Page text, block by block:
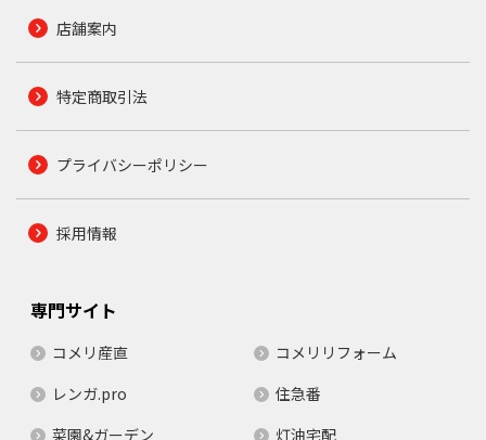
店舗案内
特定商取引法
プライバシーポリシー
採用情報
専門サイト
コメリ産直
コメリリフォーム
レンガ.pro
住急番
菜園&ガーデン
灯油宅配